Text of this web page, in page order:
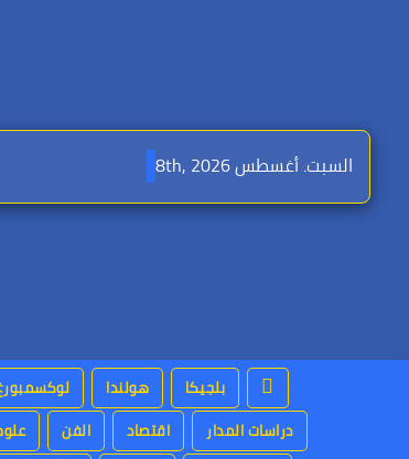
السبت. أغسطس 8th, 2026
بلجيكا هولندا
دراسات المدار
اقتصاد الفن